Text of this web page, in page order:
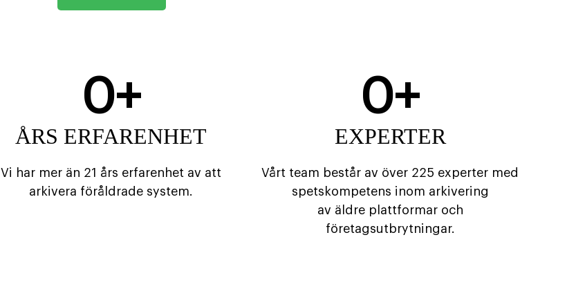
ÅRS ERFARENHET
0+
Vi har mer än 21 års erfarenhet av att
arkivera föråldrade system.
EXPERTER
0+
Vårt team består av över 225 experter med
spetskompetens inom arkivering
av äldre plattformar och
företagsutbrytningar.